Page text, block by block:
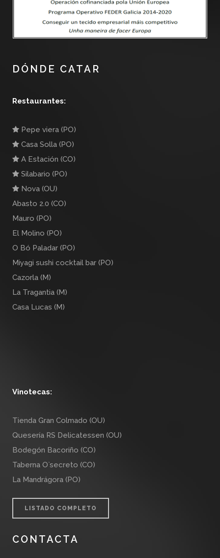
DÓNDE CATAR
Restaurantes:
Pepe viera (PO)
Casa Solla (PO)
A Estación (CO)
Silabario (PO)
Nova (OU)
Abasto 2.0 (CO)
Mauro (PO)
El Molino (PO)
O Bó Paladar (PO)
Miyagi sushi cocktail bar (PO)
Cazorla (M)
La Tragantia (M)
Casa Lucas (M)
Vinotecas:
Tienda Gran Colmado (OU)
Quesería RS Delicatessen (OU)
Bodegón Bacoriño (CO)
Taberna O`secreto (CO)
La Mandrágora (PO)
LISTADO COMPLETO
CONTACTA